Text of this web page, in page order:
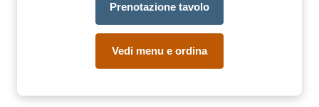
Prenotazione tavolo
Vedi menu e ordina